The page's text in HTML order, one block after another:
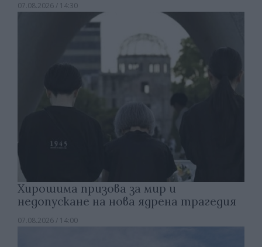
07.08.2026 / 14:30
Хирошима призова за мир и
недопускане на нова ядрена трагедия
07.08.2026 / 14:00